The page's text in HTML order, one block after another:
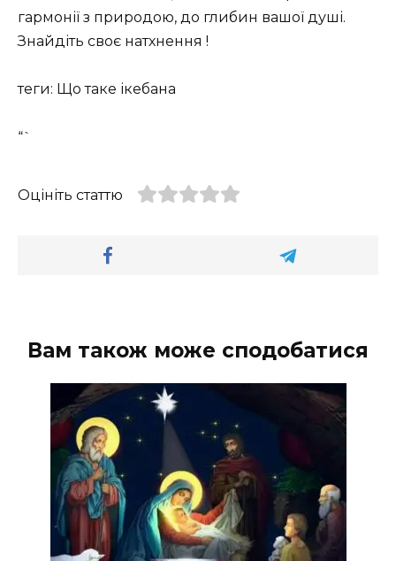
гармонії з природою, до глибин вашої душі.
Знайдіть своє натхнення !
теги: Що таке ікебана
“`
Оцініть статтю
Вам також може сподобатися